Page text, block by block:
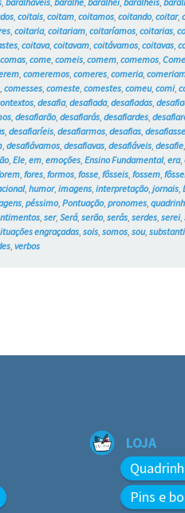
,coitais,coitam,coitamos,coitando,coitar,
,coitaria,coitariam,coitaríamos,coitarias,
,coitava,coitavam,coitávamos,coitavas,
comas,come,comeis,comem,comemos,
,comeremos,comeres,comeria,
,comesses,comeste,comestes,comeu,comi,
,desafia,desafiada,desafiadas,
,desafiarão,desafiarás,desafiardes,
,desafiaríeis,desafiarmos,desafias,
,desafiávamos,desafiavas,desafiáveis,desafie
,Ele,em,emoções,Ensino Fundamental,era,
,fores,formos,fosse,fôsseis,fossem,
,humor,imagens,interpretação,jornais,
,péssimo,Pontuação,pronomes,
,ser,Será,serão,serás,serdes,serei,
engraçadas,sois,somos,sou,
,verbos
LOJA
Pins e